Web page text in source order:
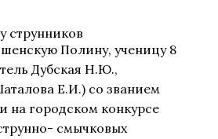
Полину, ученицу 8
Дубская Н.Ю.,
Е.И.) со званием
на городском конкурсе
смычковых